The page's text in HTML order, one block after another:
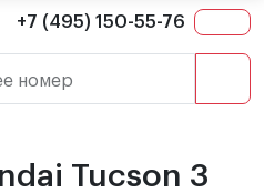
+7 (495) 150-55-76
номер
Tucson 3